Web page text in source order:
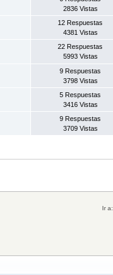
2836 Vistas
12 Respuestas
4381 Vistas
22 Respuestas
5993 Vistas
9 Respuestas
3798 Vistas
5 Respuestas
3416 Vistas
9 Respuestas
3709 Vistas
Ir a: